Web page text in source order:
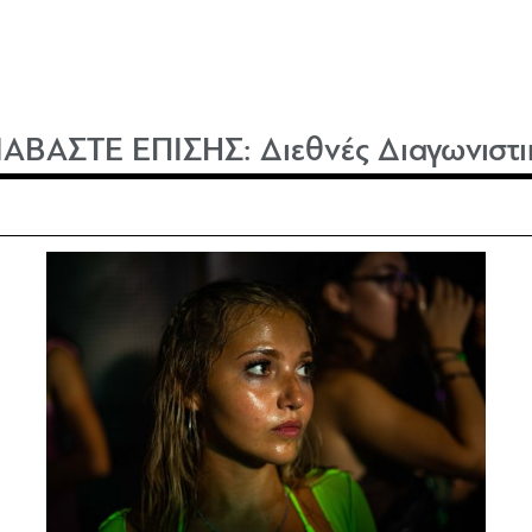
ΕΠΙΣΗΣ: Διεθνές